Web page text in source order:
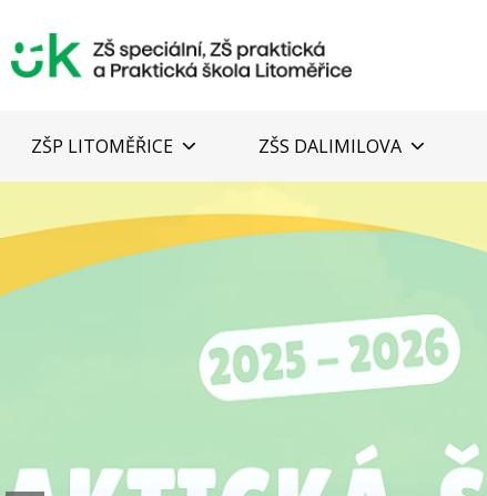
ZŠP LITOMĚŘICE ZŠS DALIMILOVA